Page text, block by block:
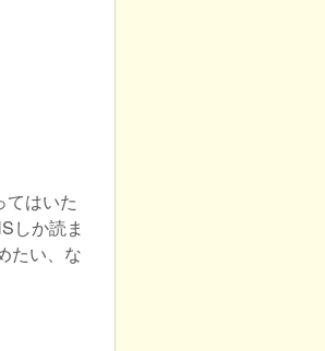
はいた
しか読ま
たい、な